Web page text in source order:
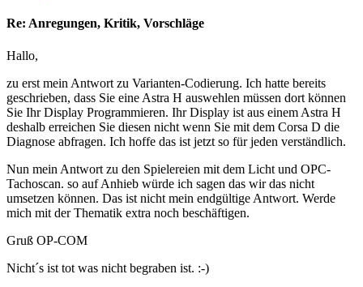
Re: Anregungen, Kritik, Vorschläge
Hallo,
zu erst mein Antwort zu Varianten-Codierung. Ich hatte bereits
geschrieben, dass Sie eine Astra H auswehlen müssen dort können
Sie Ihr Display Programmieren. Ihr Display ist aus einem Astra H
deshalb erreichen Sie diesen nicht wenn Sie mit dem Corsa D die
Diagnose abfragen. Ich hoffe das ist jetzt so für jeden verständlich.
Nun mein Antwort zu den Spielereien mit dem Licht und OPC-
Tachoscan. so auf Anhieb würde ich sagen das wir das nicht
umsetzen können. Das ist nicht mein endgültige Antwort. Werde
mich mit der Thematik extra noch beschäftigen.
Gruß OP-COM
Nicht´s ist tot was nicht begraben ist. :-)